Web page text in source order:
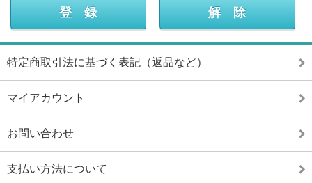
特定商取引法に基づく表記（返品など）
マイアカウント
お問い合わせ
支払い方法について